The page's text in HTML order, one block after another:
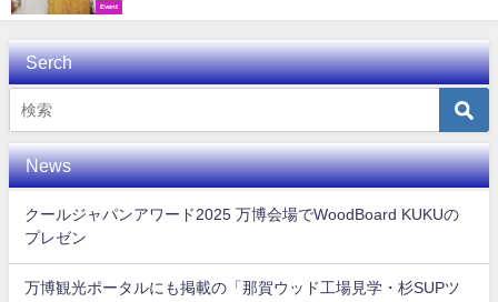
Event
Serch
News
クールジャパンアワード2025 万博会場でWoodBoard KUKUの
プレゼン
万博観光ポータルにも掲載の「那賀ウッド工場見学・杉SUPツ